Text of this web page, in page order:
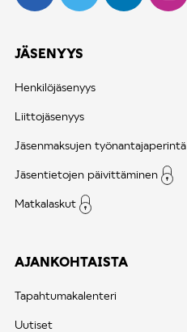
JÄSENYYS
Henkilöjäsenyys
Liittojäsenyys
Jäsenmaksujen työnantajaperintä
Jäsentietojen päivittäminen
Matkalaskut
AJANKOHTAISTA
Tapahtumakalenteri
Uutiset